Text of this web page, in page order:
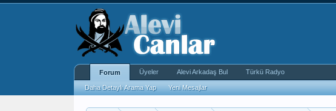
Forum
Daha Detaylı Arama Yap Yeni Mesajlar
Üyeler Alevi Arkadaş Bul Türkü Radyo